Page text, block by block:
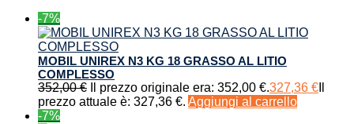
-7%
MOBIL UNIREX N3 KG 18 GRASSO AL LITIO
COMPLESSO
352,00€ Il prezzo originale era: 352,00 €.327,36 €
prezzo attuale è: 327,36 €. Aggiungi al carrello
-7%